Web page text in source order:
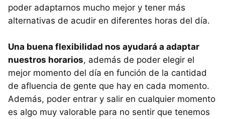
poder adaptarnos mucho mejor y tener más
alternativas de acudir en diferentes horas del día.
Una buena flexibilidad nos ayudará a adaptar
nuestros horarios, además de poder elegir el
mejor momento del día en función de la cantidad
de afluencia de gente que hay en cada momento.
Además, poder entrar y salir en cualquier momento
es algo muy valorable para no sentir que tenemos